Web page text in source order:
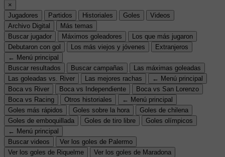
×
Jugadores
Partidos Historiales Goles
Videos
Archivo Digital
Más temas
Buscar jugador
Máximos goleadores
Los que más jugaron
Debutaron con gol
Los más viejos y jóvenes
Extranjeros
← Menú principal
Buscar resultados
Buscar campañas
Las máximas goleadas
Las goleadas vs. River
Las mejores rachas
← Menú principal
Boca vs River
Boca vs Independiente
Boca vs San Lorenzo
Boca vs Racing
Otros historiales
← Menú principal
Goles más rápidos
Goles sobre la hora
Goles de chilena
Goles de emboquillada
Goles de tiro libre
Goles olímpicos
← Menú principal
Buscar videos
Ver los goles de Palermo
Ver los goles de Riquelme
Ver los goles de Maradona